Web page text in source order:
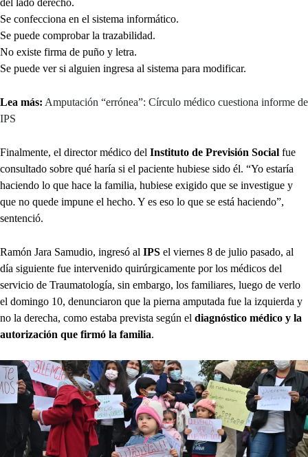
del lado derecho.
Se confecciona en el sistema informático.
Se puede comprobar la trazabilidad.
No existe firma de puño y letra.
Se puede ver si alguien ingresa al sistema para modificar.
Lea más: Amputación “errónea”: Círculo médico cuestiona informe de
IPS
Finalmente, el director médico del Instituto de Previsión Social fue
consultado sobre qué haría si el paciente hubiese sido él. “Yo estaría
haciendo lo que hace la familia, hubiese exigido que se investigue y
que no quede impune el hecho. Y es eso lo que se está haciendo”,
sentenció.
Ramón Jara Samudio, ingresó al IPS el viernes 8 de julio pasado, al
día siguiente fue intervenido quirúrgicamente por los médicos del
servicio de Traumatología, sin embargo, los familiares, luego de verlo
el domingo 10, denunciaron que la pierna amputada fue la izquierda y
no la derecha, como estaba prevista según el diagnóstico médico y la
autorización que firmó la familia.